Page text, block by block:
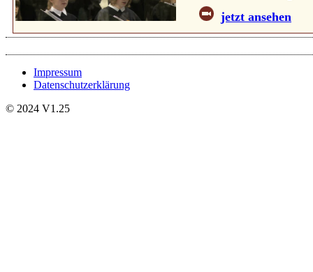
jetzt ansehen
Impressum
Datenschutzerklärung
© 2024 V1.25